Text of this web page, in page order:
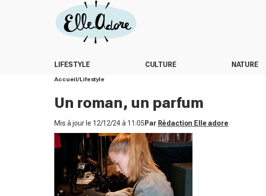
LIFESTYLE CULTURE NATURE
Accueil Lifestyle
Un roman, un parfum
Mis à jour le 12/12/24 à 11:05 Par Rédaction Elle adore